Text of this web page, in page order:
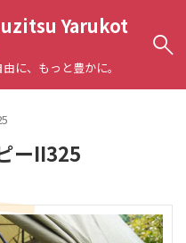
Yarukot
に、もっと豊かに。
ーII325